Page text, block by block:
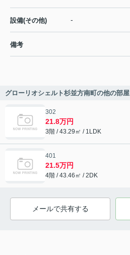
設備(その他) -
備考
グローリオシェルト杉並方南町の他の部屋
302
21.8万円
3階 / 43.29㎡ / 1LDK
401
21.5万円
4階 / 43.46㎡ / 2DK
メールで共有する